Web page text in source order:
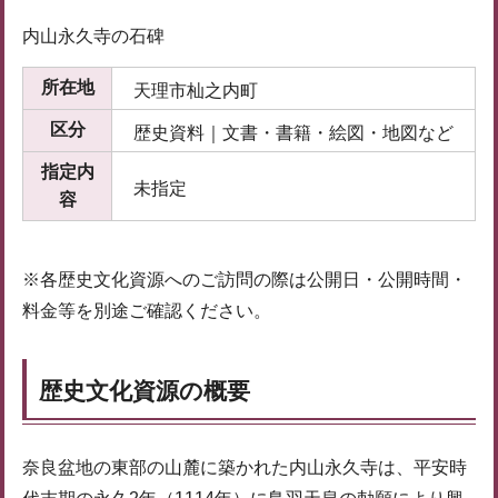
内山永久寺の石碑
所在地 天理市杣之内町
区分 歴史資料｜文書・書籍・絵図・地図など
指定内
容
未指定
※各歴史文化資源へのご訪問の際は公開日・公開時間・
料金等を別途ご確認ください。
歴史文化資源の概要
奈良盆地の東部の山麓に築かれた内山永久寺は、平安時